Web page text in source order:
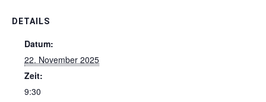
DETAILS
Datum:
22. November 2025
Zeit:
9:30